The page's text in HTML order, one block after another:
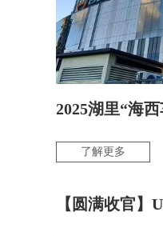
2025湖里“海
了解更多